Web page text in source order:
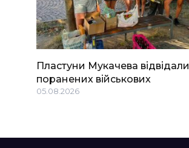
Пластуни Мукачева відвідали
поранених військових
05.08.2026